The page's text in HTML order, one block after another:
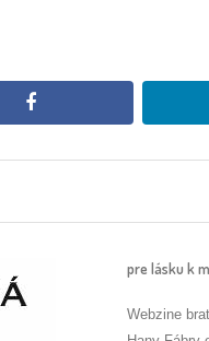
facebook
pre lásku k
Webzine